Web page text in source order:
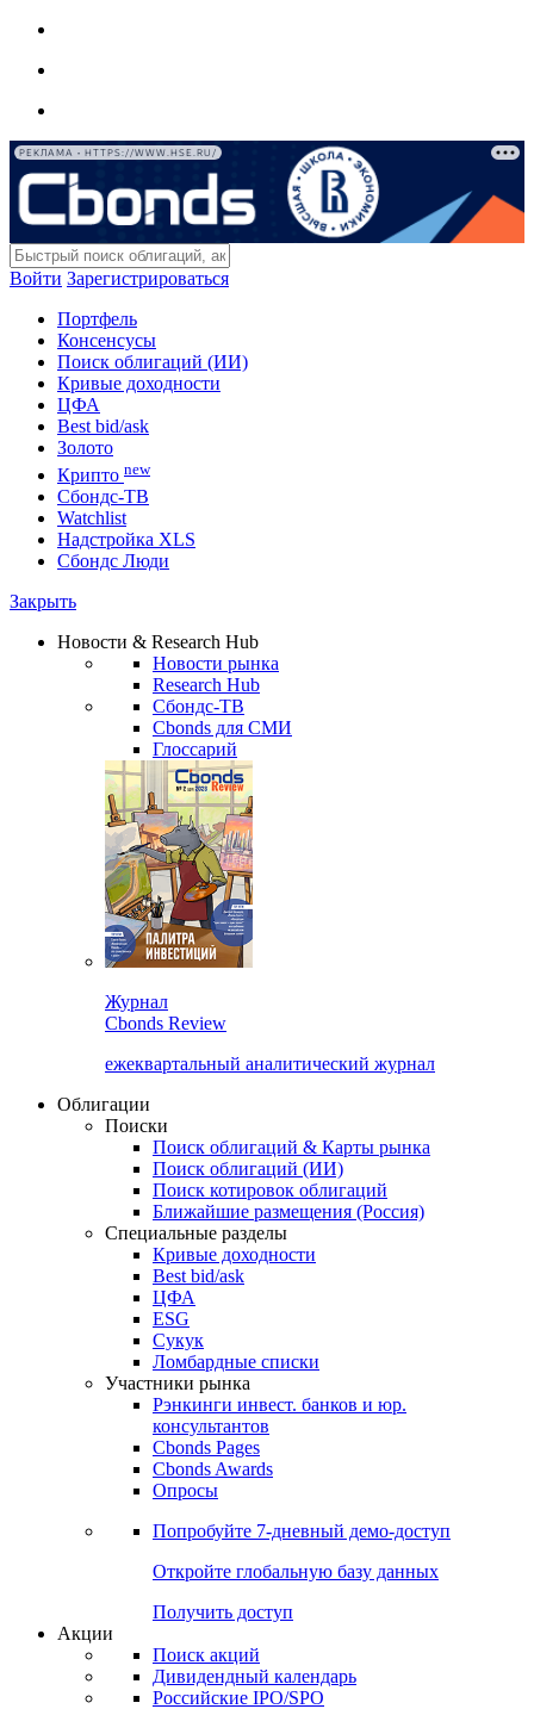
РЕКЛАМА • HTTPS://WWW.HSE.RU/
Войти Зарегистрироваться
Портфель
Консенсусы
Поиск облигаций (ИИ)
Кривые доходности
ЦФА
Best bid/ask
Золото
Крипто new
Сбондс-ТВ
Watchlist
Надстройка XLS
Сбондс Люди
Закрыть
Новости & Research Hub
Новости рынка
Research Hub
Сбондс-ТВ
Cbonds для СМИ
Глоссарий
Журнал
Cbonds Review
ежеквартальный аналитический журнал
Облигации
Поиски
Поиск облигаций & Карты рынка
Поиск облигаций (ИИ)
Поиск котировок облигаций
Ближайшие размещения (Россия)
Специальные разделы
Кривые доходности
Best bid/ask
ЦФА
ESG
Сукук
Ломбардные списки
Участники рынка
Рэнкинги инвест. банков и юр.
консультантов
Cbonds Pages
Cbonds Awards
Опросы
Попробуйте 7-дневный демо-доступ
Откройте глобальную базу данных
Получить доступ
Акции
Поиск акций
Дивидендный календарь
Российские IPO/SPO